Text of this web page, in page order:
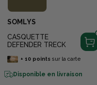
SOMLYS
CASQUETTE
DEFENDER TRECK
+ 10pointssur la carte
Disponible en livraison